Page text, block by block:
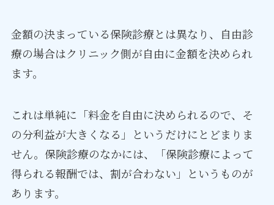
金額の決まっている保険診療とは異なり、自由診
療の場合はクリニック側が自由に金額を決められ
ます。
これは単純に「料金を自由に決められるので、そ
の分利益が大きくなる」というだけにとどまりま
せん。保険診療のなかには、「保険診療によって
得られる報酬では、割が合わない」というものが
あります。